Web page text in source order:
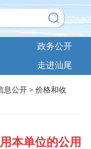
政务公开
走进汕尾
息公开 >价格和收
本单位的公用